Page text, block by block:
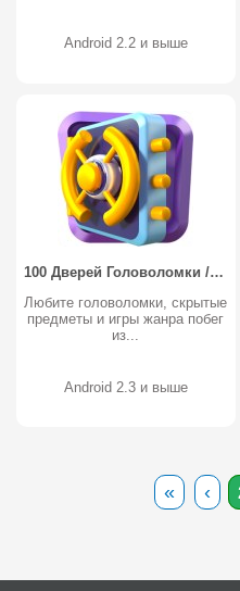
Android 2.2 и выше
100 Дверей Головоломки / 100 Doors Puzzle Box
Любите головоломки, скрытые
предметы и игры жанра побег
из...
Android 2.3 и выше
« ‹